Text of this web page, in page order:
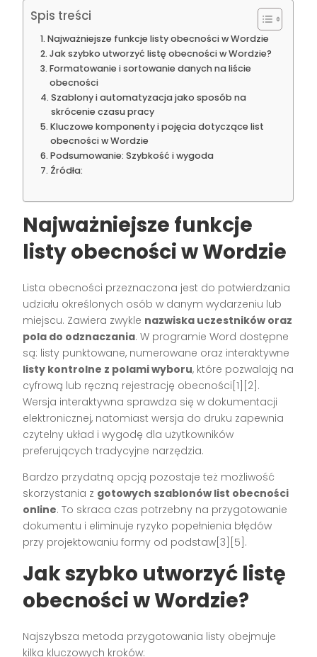
Spis treści
Najważniejsze funkcje listy obecności w Wordzie
Jak szybko utworzyć listę obecności w Wordzie?
Formatowanie i sortowanie danych na liście
obecności
Szablony i automatyzacja jako sposób na
skrócenie czasu pracy
Kluczowe komponenty i pojęcia dotyczące list
obecności w Wordzie
Podsumowanie: Szybkość i wygoda
Źródła:
Najważniejsze funkcje
listy obecności w Wordzie
Lista obecności przeznaczona jest do potwierdzania
udziału określonych osób w danym wydarzeniu lub
miejscu. Zawiera zwykle nazwiska uczestników oraz
pola do odznaczania. W programie Word dostępne
są: listy punktowane, numerowane oraz interaktywne
listy kontrolne z polami wyboru, które pozwalają na
cyfrową lub ręczną rejestrację obecności[1][2].
Wersja interaktywna sprawdza się w dokumentacji
elektronicznej, natomiast wersja do druku zapewnia
czytelny układ i wygodę dla użytkowników
preferujących tradycyjne narzędzia.
Bardzo przydatną opcją pozostaje też możliwość
skorzystania z gotowych szablonów list obecności
online. To skraca czas potrzebny na przygotowanie
dokumentu i eliminuje ryzyko popełnienia błędów
przy projektowaniu formy od podstaw[3][5].
Jak szybko utworzyć listę
obecności w Wordzie?
Najszybsza metoda przygotowania listy obejmuje
kilka kluczowych kroków: